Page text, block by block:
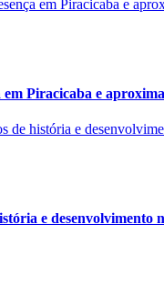
Piracicaba e
e desenvolvimento